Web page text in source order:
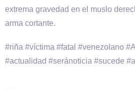
extrema gravedad en el muslo
arma cortante.
#riña #víctima #fatal #venezolano
#actualidad #seránoticia #sucede